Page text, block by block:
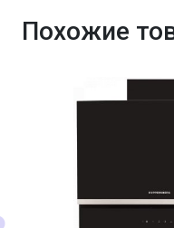
Похожие